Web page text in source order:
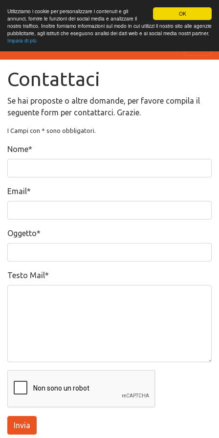
OK
Utilizziamo i cookie per personalizzare i contenuti e gli
annunci, fornire le funzioni dei social media e analizzare il
nostro traffico. Inoltre forniamo informazioni sul modo in cui utilizzi il nostro sito alle agenzie
pubblicitarie, agli istituti che eseguono analisi dei dati web e ai social media nostri partner.
Impara di più
SEO Analytics
Contattaci
Se hai proposte o altre domande, per favore compila il
seguente form per contattarci. Grazie.
I Campi con * sono obbligatori.
Nome*
Email*
Oggetto*
Testo Mail*